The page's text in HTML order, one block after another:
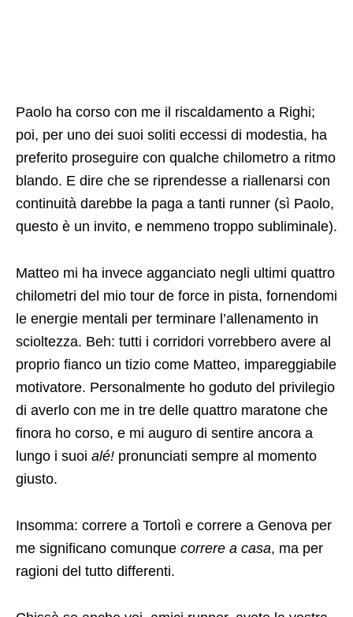
Paolo ha corso con me il riscaldamento a Righi;
poi, per uno dei suoi soliti eccessi di modestia, ha
preferito proseguire con qualche chilometro a ritmo
blando. E dire che se riprendesse a riallenarsi con
continuità darebbe la paga a tanti runner (sì Paolo,
questo è un invito, e nemmeno troppo subliminale).
Matteo mi ha invece agganciato negli ultimi quattro
chilometri del mio tour de force in pista, fornendomi
le energie mentali per terminare l’allenamento in
scioltezza. Beh: tutti i corridori vorrebbero avere al
proprio fianco un tizio come Matteo, impareggiabile
motivatore. Personalmente ho goduto del privilegio
di averlo con me in tre delle quattro maratone che
finora ho corso, e mi auguro di sentire ancora a
lungo i suoi alé! pronunciati sempre al momento
giusto.
Insomma: correre a Tortolì e correre a Genova per
me significano comunque correre a casa, ma per
ragioni del tutto differenti.